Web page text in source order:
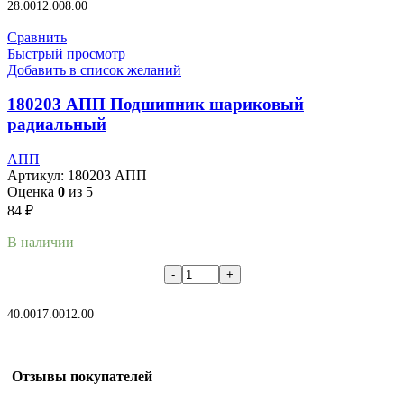
28.0012.008.00
Сравнить
Быстрый просмотр
Добавить в список желаний
180203 АПП Подшипник шариковый
радиальный
АПП
Артикул: 180203 АПП
Оценка 0 из 5
84 ₽
В наличии
40.0017.0012.00
Отзывы покупателей